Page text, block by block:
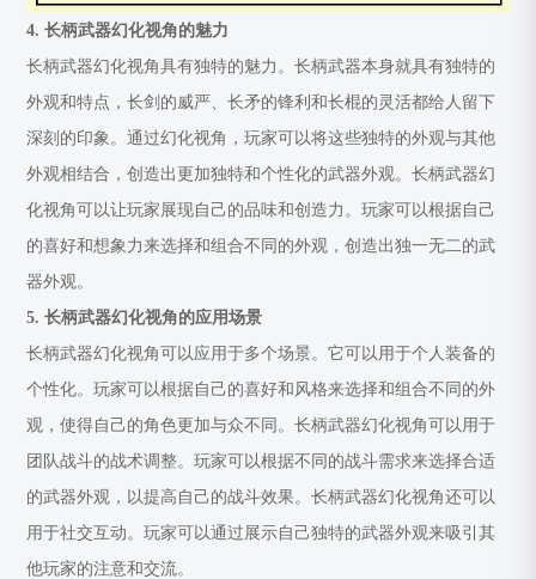
4. 长柄武器幻化视角的魅力
长柄武器幻化视角具有独特的魅力。长柄武器本身就具有独特的
外观和特点，长剑的威严、长矛的锋利和长棍的灵活都给人留下
深刻的印象。通过幻化视角，玩家可以将这些独特的外观与其他
外观相结合，创造出更加独特和个性化的武器外观。长柄武器幻
化视角可以让玩家展现自己的品味和创造力。玩家可以根据自己
的喜好和想象力来选择和组合不同的外观，创造出独一无二的武
器外观。
5. 长柄武器幻化视角的应用场景
长柄武器幻化视角可以应用于多个场景。它可以用于个人装备的
个性化。玩家可以根据自己的喜好和风格来选择和组合不同的外
观，使得自己的角色更加与众不同。长柄武器幻化视角可以用于
团队战斗的战术调整。玩家可以根据不同的战斗需求来选择合适
的武器外观，以提高自己的战斗效果。长柄武器幻化视角还可以
用于社交互动。玩家可以通过展示自己独特的武器外观来吸引其
他玩家的注意和交流。